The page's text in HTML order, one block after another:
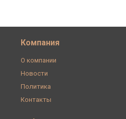
Компания
О компании
Новости
Политика
Контакты